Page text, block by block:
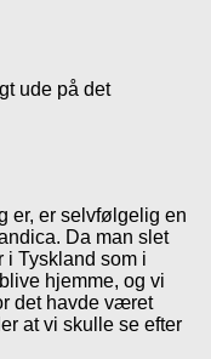
ude på det
er, er selvfølgelig en
Da man slet
i Tyskland som i
hjemme, og vi
det havde været
at vi skulle se efter